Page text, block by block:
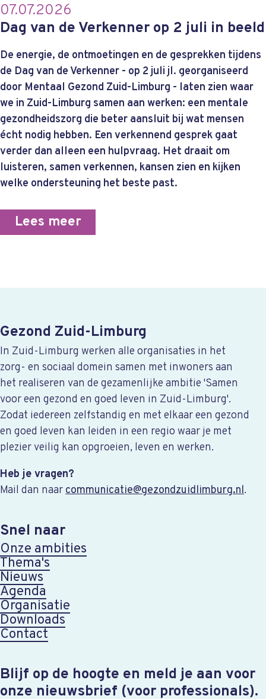
07.07.2026
Dag van de Verkenner op 2 juli in beeld
De energie, de ontmoetingen en de gesprekken tijdens
de Dag van de Verkenner - op 2 juli jl. georganiseerd
door Mentaal Gezond Zuid-Limburg - laten zien waar
we in Zuid-Limburg samen aan werken: een mentale
gezondheidszorg die beter aansluit bij wat mensen
écht nodig hebben. Een verkennend gesprek gaat
verder dan alleen een hulpvraag. Het draait om
luisteren, samen verkennen, kansen zien en kijken
welke ondersteuning het beste past.
Lees meer
Gezond Zuid-Limburg
In Zuid-Limburg werken alle organisaties in het
zorg- en sociaal domein samen met inwoners aan
het realiseren van de gezamenlijke ambitie 'Samen
voor een gezond en goed leven in Zuid-Limburg'.
Zodat iedereen zelfstandig en met elkaar een gezond
en goed leven kan leiden in een regio waar je met
plezier veilig kan opgroeien, leven en werken.
Heb je vragen?
Mail dan naarcommunicatie@gezondzuidlimburg.nl.
Snel naar
Onze ambities
Thema's
Nieuws
Agenda
Organisatie
Downloads
Contact
Blijf op de hoogte en meld je aan voor
onze nieuwsbrief (voor professionals).